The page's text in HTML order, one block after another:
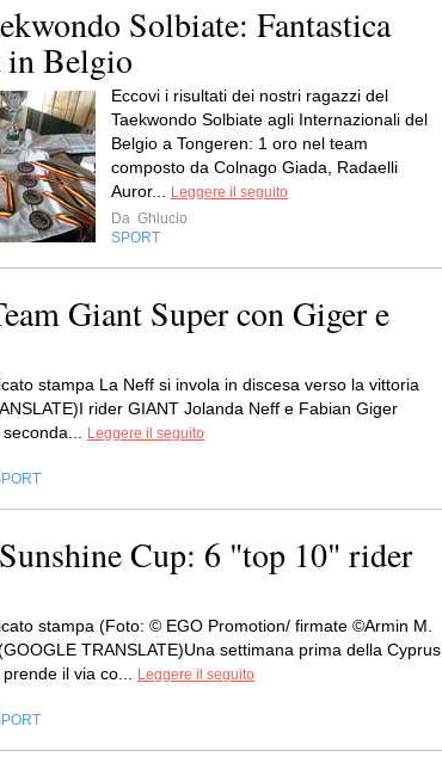
Solbiate: Fantastica
in Belgio
Eccovi i risultati dei nostri ragazzi del
Taekwondo Solbiate agli Internazionali del
Belgio a Tongeren: 1 oro nel team
composto da Colnago Giada, Radaelli
Auror...
Leggere il seguito
Da Ghlucio
SPORT
Giant Super con Giger e
stampa La Neff si invola in discesa verso la vittoria
rider GIANT Jolanda Neff e Fabian Giger
Leggere il seguito
Cup: 6 "top 10" rider
stampa (Foto: © EGO Promotion/ firmate ©Armin M.
TRANSLATE)Una settimana prima della Cyprus
il via co...
Leggere il seguito